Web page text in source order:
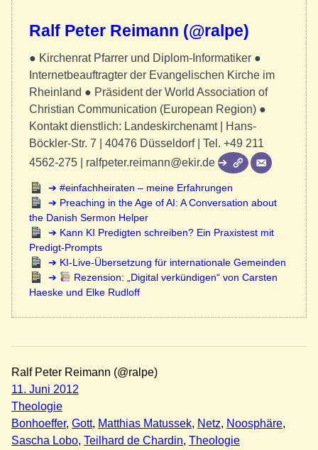
Ralf Peter Reimann (@ralpe)
● Kirchenrat Pfarrer und Diplom-Informatiker ●
Internetbeauftragter der Evangelischen Kirche im
Rheinland ● Präsident der World Association of
Christian Communication (European Region) ●
Kontakt dienstlich: Landeskirchenamt | Hans-
Böckler-Str. 7 | 40476 Düsseldorf | Tel. +49 211
4562-275 | ralfpeter.reimann@ekir.de
#einfachheiraten – meine Erfahrungen
Preaching in the Age of AI: A Conversation about
the Danish Sermon Helper
Kann KI Predigten schreiben? Ein Praxistest mit
Predigt-Prompts
KI-Live-Übersetzung für internationale Gemeinden
Rezension: „Digital verkündigen“ von Carsten
Haeske und Elke Rudloff
Ralf Peter Reimann (@ralpe)
11. Juni 2012
Theologie
Bonhoeffer, Gott, Matthias Matussek, Netz, Noosphäre
Sascha Lobo, Teilhard de Chardin, Theologie